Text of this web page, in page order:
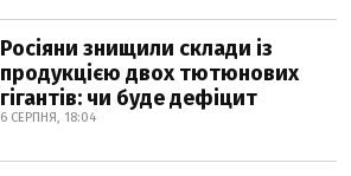
Росіяни знищили склади із
продукцією двох тютюнових
гігантів: чи буде дефіцит
6 СЕРПНЯ, 18:04